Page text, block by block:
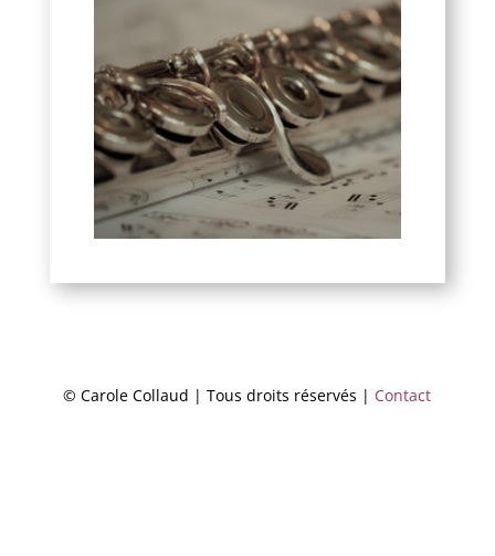
© Carole Collaud | Tous droits réservés | Contact